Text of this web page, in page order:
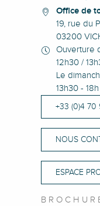
Office de
19, rue du
03200
Ouverture
12h30 /
Le
13h30 - 18h
+33 (0)4 70
NOUS
ESPACE